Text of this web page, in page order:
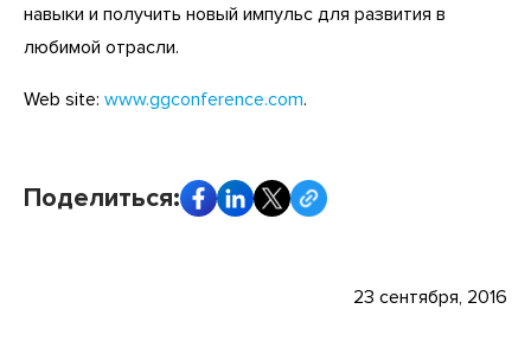
навыки и получить новый импульс для развития в
любимой отрасли.
Web site: www.ggconference.com.
Поделиться:
23 сентября, 2016